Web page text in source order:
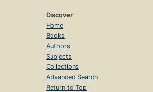
Zatrudnienia Fundacji Fuga Mundi
stron internetowych
Discover
Home
Books
Authors
Subjects
Collections
Advanced Search
Return to Top